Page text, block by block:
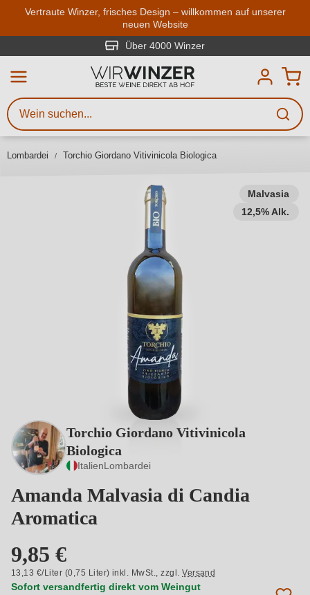
Zum Hauptinhalt springen
Vertraute Winzer, frisches Design – willkommen auf unserer
neuen Website
Über 4000 Winzer
Lombardei Torchio Giordano Vitivinicola Biologica
Malvasia
12,5% Alk.
Torchio Giordano Vitivinicola
Biologica
ItalienLombardei
Amanda Malvasia di Candia
Aromatica
9,85 €
13,13 €/Liter (0,75 Liter) inkl. MwSt.,zzgl.Versand
Sofort versandfertig direkt vom Weingut
Weinsuche
Mindestens 3 Zeichen eingeben
Beschreiben Sie, welchen Wein
Sie suchen – ob nach Geschmack,
Region, Winzer oder anderen